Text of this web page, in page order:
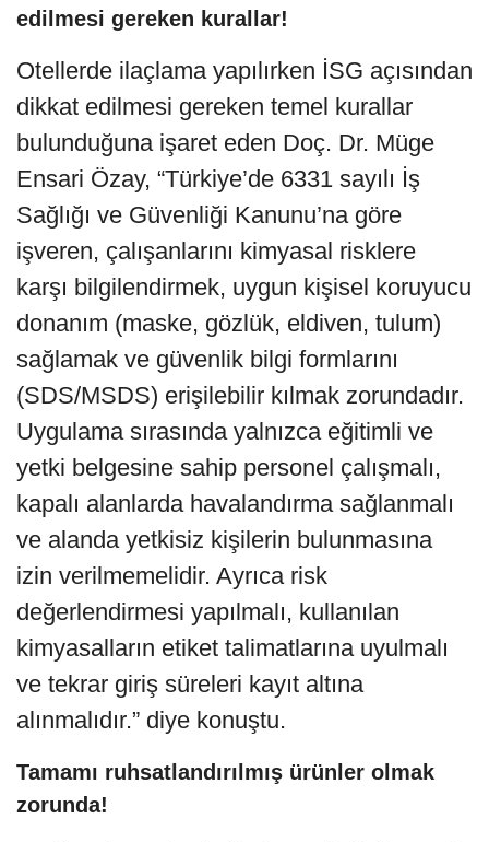
edilmesi gereken kurallar!
Otellerde ilaçlama yapılırken İSG açısından
dikkat edilmesi gereken temel kurallar
bulunduğuna işaret eden Doç. Dr. Müge
Ensari Özay, “Türkiye’de 6331 sayılı İş
Sağlığı ve Güvenliği Kanunu’na göre
işveren, çalışanlarını kimyasal risklere
karşı bilgilendirmek, uygun kişisel koruyucu
donanım (maske, gözlük, eldiven, tulum)
sağlamak ve güvenlik bilgi formlarını
(SDS/MSDS) erişilebilir kılmak zorundadır.
Uygulama sırasında yalnızca eğitimli ve
yetki belgesine sahip personel çalışmalı,
kapalı alanlarda havalandırma sağlanmalı
ve alanda yetkisiz kişilerin bulunmasına
izin verilmemelidir. Ayrıca risk
değerlendirmesi yapılmalı, kullanılan
kimyasalların etiket talimatlarına uyulmalı
ve tekrar giriş süreleri kayıt altına
alınmalıdır.” diye konuştu.
Tamamı ruhsatlandırılmış ürünler olmak
zorunda!